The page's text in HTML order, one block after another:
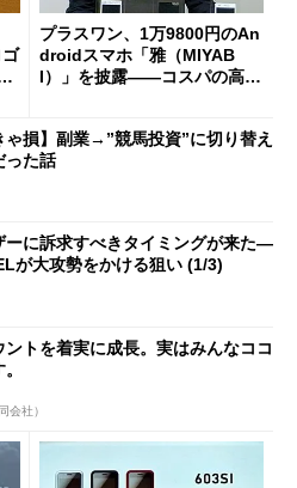
プラスワン、1万9800円のAn
droidスマホ「雅（MIYAB
I）」を披露――コスパの高さ
ゃ損】副業→”競馬投資”に切り替え
った話
ーに訴求すべきタイミングが来た―
が大攻勢をかける狙い (1/3)
ントを着実に成長。実はみんなココ
会社）